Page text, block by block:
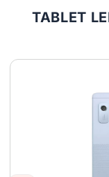
TABLET